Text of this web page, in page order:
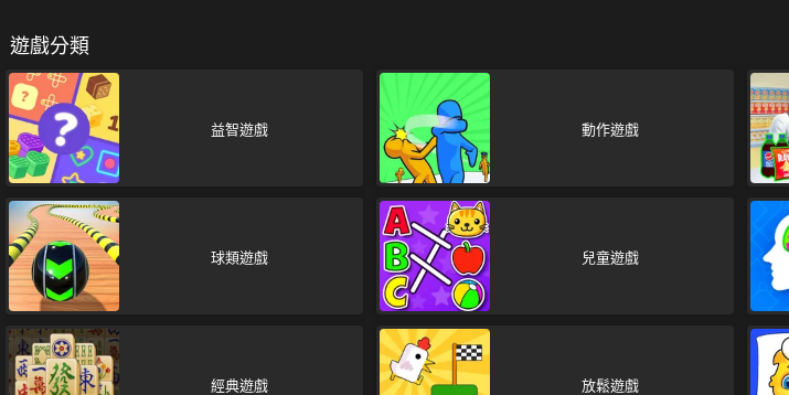
遊戲分類
益智遊戲 動作遊戲
球類遊戲 兒童遊戲
經典遊戲 放鬆遊戲